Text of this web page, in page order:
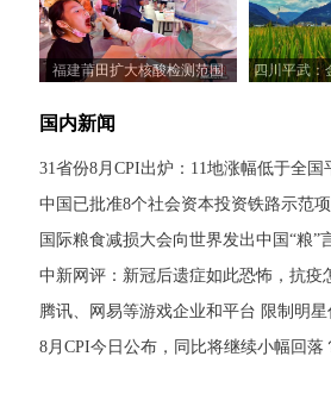
福建莆田扩大核酸检测范围
四川平武：
国内新闻
31省份8月CPI出炉：11地涨幅低于全国
中国已批准8个社会资本投资铁路示范项
国际粮食减损大会向世界发出中国“粮”
中新网评：新冠后遗症如此恐怖，抗疫
腾讯、网易等游戏企业和平台 限制明
8月CPI今日公布，同比将继续小幅回落